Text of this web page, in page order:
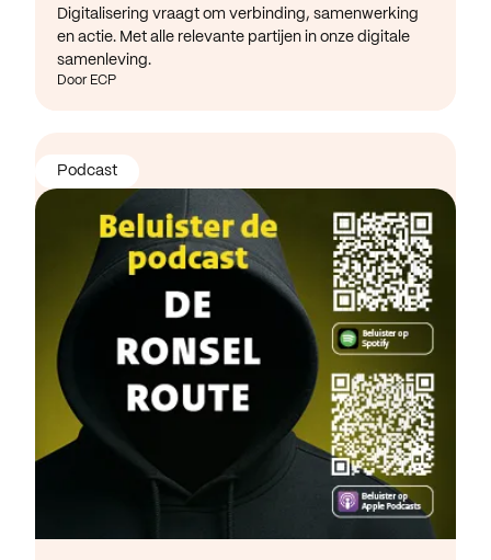
Digitalisering vraagt om verbinding, samenwerking
en actie. Met alle relevante partijen in onze digitale
samenleving.
Door ECP
Podcast